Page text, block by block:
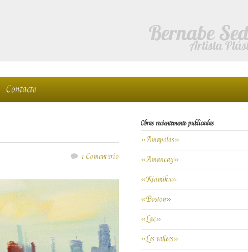
Contacto
1 Comentario
Obras recientemente publicadas
«Amapolas»
«Amancay»
«Kiamika»
«Boston»
«Lac»
«Les vallees»